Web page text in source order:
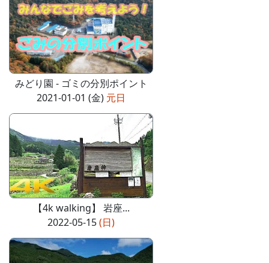
みどり園 - ゴミの分別ポイント
2021-01-01 (金) 元日
【4k walking】 岩座...
2022-05-15(日)